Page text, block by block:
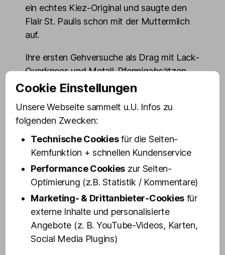
ein echtes Kiez-Original und saugte den
Flair St. Paulis schon mit der Muttermilch
auf.
Ihre ersten Gehversuche als Drag mit Lack-
Overknees und Metall-Pfennigabsätzen
fühlten sich an wie »Döner-Spieß auf
Hacken mit Gleichgewichtsstörungen«.
Mittlerweile ist Vanity Trash eine Drag-
Ikone auf St. Pauli.
Mit spitzer Zunge und derbem Humor
das Wichtigste, was ihr über St. Pauli und
die Reeperbahn wissen müsst, zeigt euch
die interessantesten Sehenswürdigkeiten
und gibt Insider-Einblicke in die
außergewöhnlichen Welten zwischen
Rampen-, Rot- und Blaulicht.
Cookie Einstellungen
Unsere Webseite sammelt u.U. Infos zu
folgenden Zwecken:
Technische Cookiesfür die Seiten-
Kernfunktion + schnellen Kundenservice
Performance Cookies zur Seiten-
Optimierung (z.B. Statistik / Kommentare)
Marketing- & Drittanbieter-Cookies für
externe Inhalte und personalisierte
Angebote (z. B. YouTube-Videos, Karten,
Social Media Plugins)